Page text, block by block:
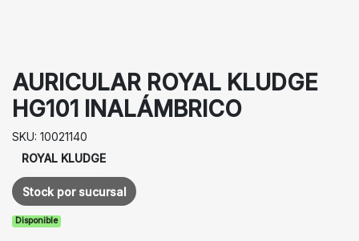
AURICULAR ROYAL KLUDGE
HG101 INALÁMBRICO
SKU: 10021140
ROYAL KLUDGE
Stock por sucursal
Disponible